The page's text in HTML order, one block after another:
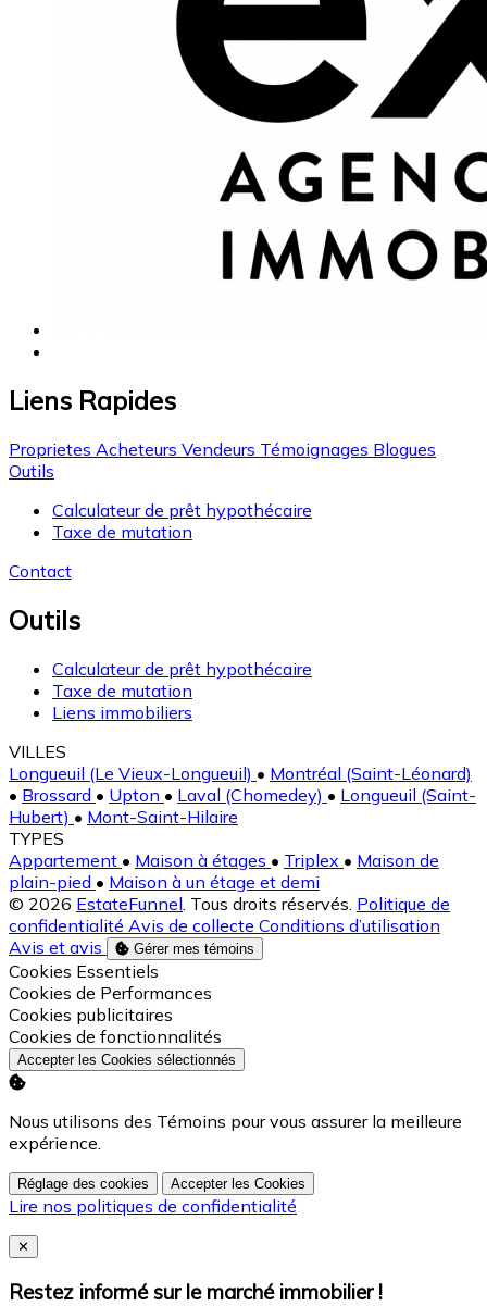
Liens Rapides
Proprietes Acheteurs Vendeurs Témoignages Blogues
Outils
Calculateur de prêt hypothécaire
Taxe de mutation
Contact
Outils
Calculateur de prêt hypothécaire
Taxe de mutation
Liens immobiliers
VILLES
Longueuil (Le Vieux-Longueuil) • Montréal (Saint-Léonard)
• Brossard • Upton • Laval (Chomedey) • Longueuil (Saint-
Hubert) • Mont-Saint-Hilaire
TYPES
Appartement • Maison à étages • Triplex • Maison de
plain-pied • Maison à un étage et demi
© 2026 EstateFunnel. Tous droits réservés. Politique de
confidentialité Avis de collecte Conditions d’utilisation
Avis et avis
Gérer mes témoins
Activer
Cookies Essentiels
Activer
Cookies de Performances
Activer
Cookies publicitaires
Activer
Cookies de fonctionnalités
Accepter les Cookies sélectionnés
Nous utilisons des Témoins pour vous assurer la meilleure
expérience.
Réglage des cookies Accepter les Cookies
Lire nos politiques de confidentialité
Close
✕
Restez informé sur le marché immobilier !